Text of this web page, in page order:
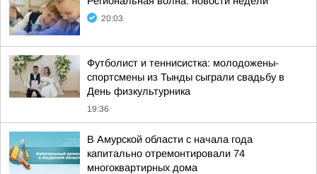
20:03
Футболист и теннисистка: молодожены-
спортсмены из Тынды сыграли свадьбу в
День физкультурника
19:36
В Амурской области с начала года
капитально отремонтировали 74
многоквартирных дома